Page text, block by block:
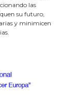
las
su futuro,
y minimicen